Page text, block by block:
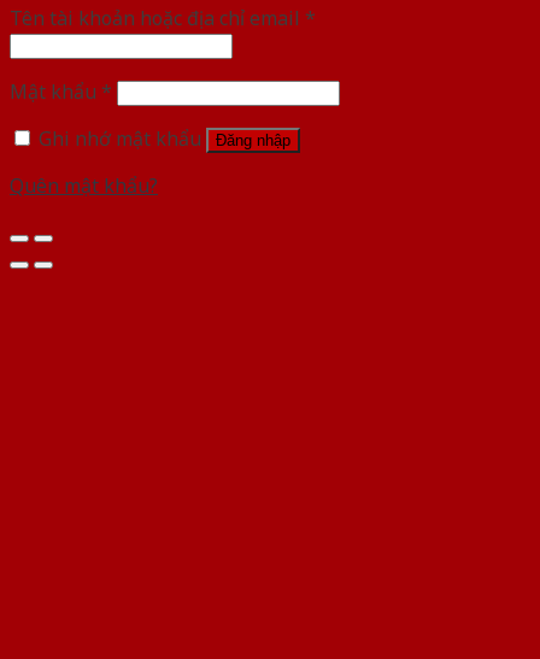
Tên tài khoản hoặc địa chỉ email *
Mật khẩu *
Ghi nhớ mật khẩu
Đăng nhập
Quên mật khẩu?